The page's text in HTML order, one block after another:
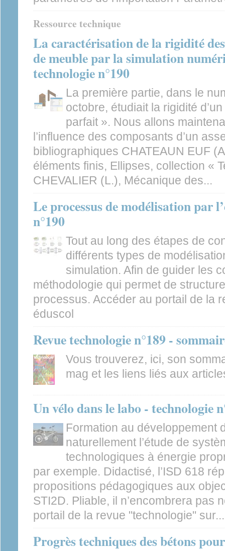
Ressource technique
La caractérisation de la rigidité des
de meuble par la simulation
technologie n°190
La première partie, dans le
octobre, étudiait la rigidité
parfait ». Nous allons
l’influence des composants d’un
bibliographiques CHATEAUN EUF
éléments finis, Ellipses, collection «
CHEVALIER (L.), Mécanique des...
Le processus de modélisation par
n°190
Tout au long des étapes de
différents types de
simulation. Afin de guider les
méthodologie qui permet de
processus. Accéder au portail de la
éduscol
Revue technologie n°189 -
Vous trouverez, ici, son
mag et les liens liés aux
Un vélo dans le labo - technologie
Formation au développement
naturellement l’étude de
technologiques à énergie
par exemple. Didactisé, l’ISD 618
propositions pédagogiques aux
STI2D. Pliable, il n’encombrera pas
portail de la revue "technologie" sur...
Progrès techniques des bétons